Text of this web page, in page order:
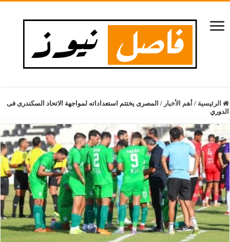
الرئيسية / أهم الأخبار / المصرى يختتم استعداداته لمواجهة الاتحاد السكندرى فى
الدوري